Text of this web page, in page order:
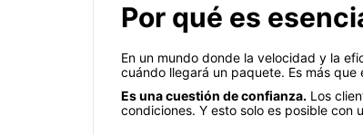
Por qué es
En un mundo donde la velocidad y la
cuándo llegará un paquete. Es más que
Es una cuestión de confianza. Los
condiciones. Y esto solo es posible con